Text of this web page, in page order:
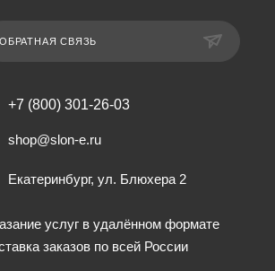
ОБРАТНАЯ СВЯЗЬ
+7 (800) 301-26-03
shop@slon-e.ru
Екатеринбург, ул. Блюхера 2
услуг в удалённом формате
заказов по всей России